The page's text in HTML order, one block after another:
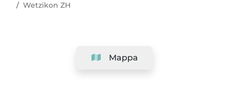
Mappa
Wetzikon ZH